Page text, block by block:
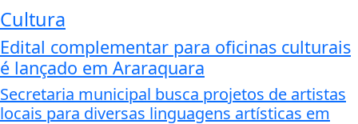
Cultura
Edital complementar para oficinas culturais
é lançado em Araraquara
Secretaria municipal busca projetos de artistas
locais para diversas linguagens artísticas em